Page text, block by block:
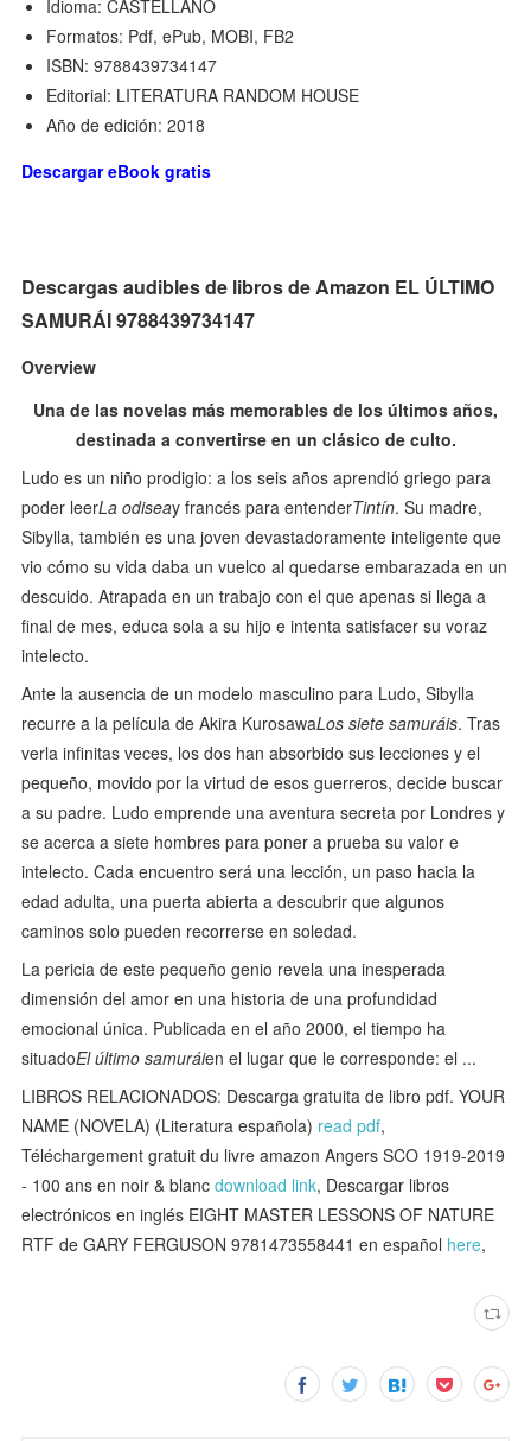
Idioma: CASTELLANO
Formatos: Pdf, ePub, MOBI, FB2
ISBN: 9788439734147
Editorial: LITERATURA RANDOM HOUSE
Año de edición: 2018
Descargar eBook gratis
Descargas audibles de libros de Amazon EL ÚLTIMO
SAMURÁI 9788439734147
Overview
Una de las novelas más memorables de los últimos años,
destinada a convertirse en un clásico de culto.
Ludo es un niño prodigio: a los seis años aprendió griego para
poder leerLa odiseay francés para entenderTintín. Su madre,
Sibylla, también es una joven devastadoramente inteligente que
vio cómo su vida daba un vuelco al quedarse embarazada en un
descuido. Atrapada en un trabajo con el que apenas si llega a
final de mes, educa sola a su hijo e intenta satisfacer su voraz
intelecto.
Ante la ausencia de un modelo masculino para Ludo, Sibylla
recurre a la película de Akira KurosawaLos siete samuráis. Tras
verla infinitas veces, los dos han absorbido sus lecciones y el
pequeño, movido por la virtud de esos guerreros, decide buscar
a su padre. Ludo emprende una aventura secreta por Londres y
se acerca a siete hombres para poner a prueba su valor e
intelecto. Cada encuentro será una lección, un paso hacia la
edad adulta, una puerta abierta a descubrir que algunos
caminos solo pueden recorrerse en soledad.
La pericia de este pequeño genio revela una inesperada
dimensión del amor en una historia de una profundidad
emocional única. Publicada en el año 2000, el tiempo ha
situadoEl último samuráien el lugar que le corresponde: el ...
LIBROS RELACIONADOS: Descarga gratuita de libro pdf. YOUR
NAME (NOVELA) (Literatura española) read pdf,
Téléchargement gratuit du livre amazon Angers SCO 1919-2019
- 100 ans en noir & blancdownload link, Descargar libros
electrónicos en inglés EIGHT MASTER LESSONS OF NATURE
RTF de GARY FERGUSON 9781473558441 en español here,